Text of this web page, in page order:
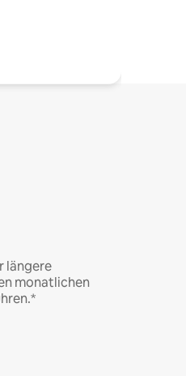
längere
monatlichen